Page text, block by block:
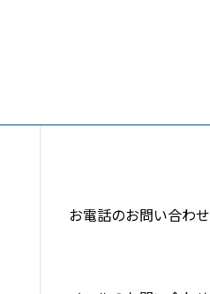
お電話のお問い合わせ